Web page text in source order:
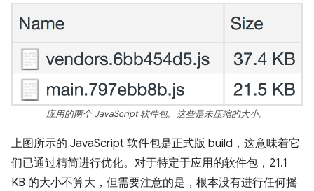
应用的两个 JavaScript 软件包。这些是未压缩的大小。
上图所示的 JavaScript 软件包是正式版 build，这意味着它
们已通过精简进行优化。对于特定于应用的软件包，21.1
KB 的大小不算大，但需要注意的是，根本没有进行任何摇